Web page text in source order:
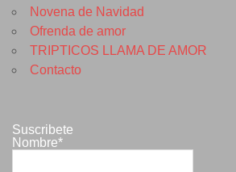
Novena de Navidad
Ofrenda de amor
TRIPTICOS LLAMA DE AMOR
Contacto
Suscribete
Nombre*